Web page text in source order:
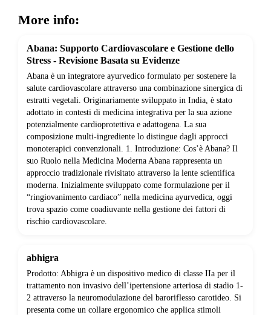
More info:
Abana: Supporto Cardiovascolare e Gestione dello
Stress - Revisione Basata su Evidenze
Abana è un integratore ayurvedico formulato per sostenere la
salute cardiovascolare attraverso una combinazione sinergica di
estratti vegetali. Originariamente sviluppato in India, è stato
adottato in contesti di medicina integrativa per la sua azione
potenzialmente cardioprotettiva e adattogena. La sua
composizione multi-ingrediente lo distingue dagli approcci
monoterapici convenzionali. 1. Introduzione: Cos’è Abana? Il
suo Ruolo nella Medicina Moderna Abana rappresenta un
approccio tradizionale rivisitato attraverso la lente scientifica
moderna. Inizialmente sviluppato come formulazione per il
“ringiovanimento cardiaco” nella medicina ayurvedica, oggi
trova spazio come coadiuvante nella gestione dei fattori di
rischio cardiovascolare.
abhigra
Prodotto: Abhigra è un dispositivo medico di classe IIa per il
trattamento non invasivo dell’ipertensione arteriosa di stadio 1-
2 attraverso la neuromodulazione del baroriflesso carotideo. Si
presenta come un collare ergonomico che applica stimoli